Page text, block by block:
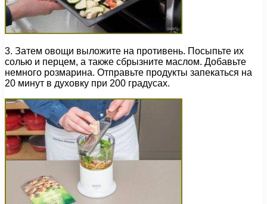
3. Затем овощи выложите на противень. Посыпьте их
солью и перцем, а также сбрызните маслом. Добавьте
немного розмарина. Отправьте продукты запекаться на
20 минут в духовку при 200 градусах.